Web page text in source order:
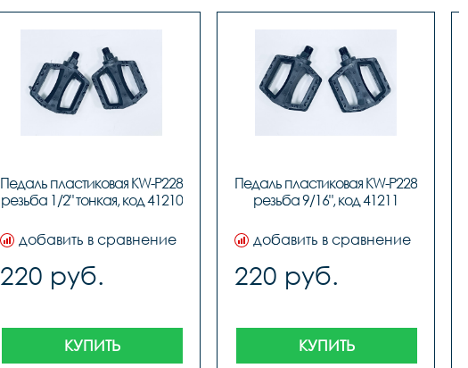
Педаль пластиковая KW-P228
резьба 1/2" тонкая, код 41210
добавить в сравнение
220 руб.
КУПИТЬ
Педаль пластиковая KW-P228
резьба 9/16", код 41211
добавить в сравнение
220 руб.
КУПИТЬ